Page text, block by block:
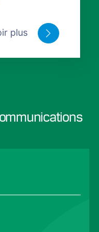
plus